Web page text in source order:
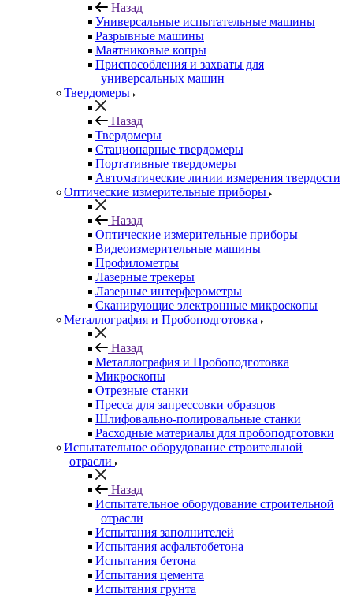
Назад
Универсальные испытательные машины
Разрывные машины
Маятниковые копры
Приспособления и захваты для
универсальных машин
Твердомеры
Назад
Твердомеры
Стационарные твердомеры
Портативные твердомеры
Автоматические линии измерения твердости
Оптические измерительные приборы
Назад
Оптические измерительные приборы
Видеоизмерительные машины
Профилометры
Лазерные трекеры
Лазерные интерферометры
Сканирующие электронные микроскопы
Металлография и Пробоподготовка
Назад
Металлография и Пробоподготовка
Микроскопы
Отрезные станки
Пресса для запрессовки образцов
Шлифовально-полировальные станки
Расходные материалы для пробоподготовки
Испытательное оборудование строительной
отрасли
Назад
Испытательное оборудование строительной
отрасли
Испытания заполнителей
Испытания асфальтобетона
Испытания бетона
Испытания цемента
Испытания грунта